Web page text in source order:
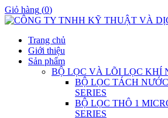
Giỏ hàng (0)
Trang chủ
Giới thiệu
Sản phẩm
BỘ LỌC VÀ LÕI LỌC KHÍ
BỘ LỌC TÁCH
SERIES
BỘ LỌC THÔ 1
SERIES